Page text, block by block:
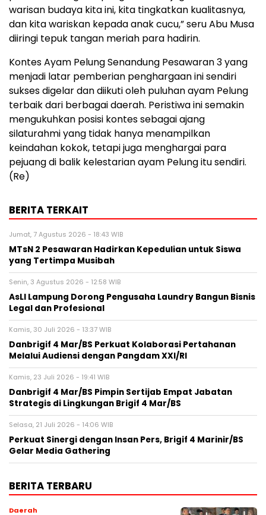
warisan budaya kita ini, kita tingkatkan kualitasnya,
dan kita wariskan kepada anak cucu,” seru Abu Musa
diiringi tepuk tangan meriah para hadirin.
Kontes Ayam Pelung Senandung Pesawaran 3 yang
menjadi latar pemberian penghargaan ini sendiri
sukses digelar dan diikuti oleh puluhan ayam Pelung
terbaik dari berbagai daerah. Peristiwa ini semakin
mengukuhkan posisi kontes sebagai ajang
silaturahmi yang tidak hanya menampilkan
keindahan kokok, tetapi juga menghargai para
pejuang di balik kelestarian ayam Pelung itu sendiri.
(Re)
BERITA TERKAIT
Jumat, 7 Agustus 2026 - 18:43 WIB
MTsN 2 Pesawaran Hadirkan Kepedulian untuk Siswa
yang Tertimpa Musibah
Senin, 3 Agustus 2026 - 12:58 WIB
AsLI Lampung Dorong Pengusaha Laundry Bangun Bisnis
Legal dan Profesional
Kamis, 30 Juli 2026 - 13:37 WIB
Danbrigif 4 Mar/BS Perkuat Kolaborasi Pertahanan
Melalui Audiensi dengan Pangdam XXI/RI
Kamis, 23 Juli 2026 - 19:41 WIB
Danbrigif 4 Mar/BS Pimpin Sertijab Empat Jabatan
Strategis di Lingkungan Brigif 4 Mar/BS
Selasa, 21 Juli 2026 - 14:06 WIB
Perkuat Sinergi dengan Insan Pers, Brigif 4 Marinir/BS
Gelar Media Gathering
BERITA TERBARU
Daerah